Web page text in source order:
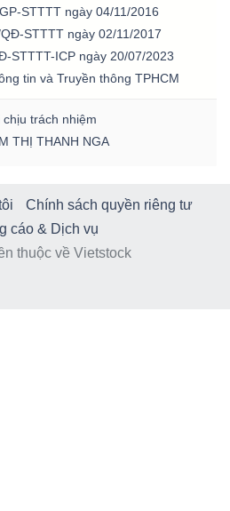
STTTT ngày 04/11/2016
STTTT ngày 02/11/2017
STTTT-ICP ngày 20/07/2023
tin và Truyền thông TPHCM
chịu trách nhiệm
THỊ THANH NGA
Chính sách quyền riêng tư
cáo & Dịch vụ
thuộc về Vietstock